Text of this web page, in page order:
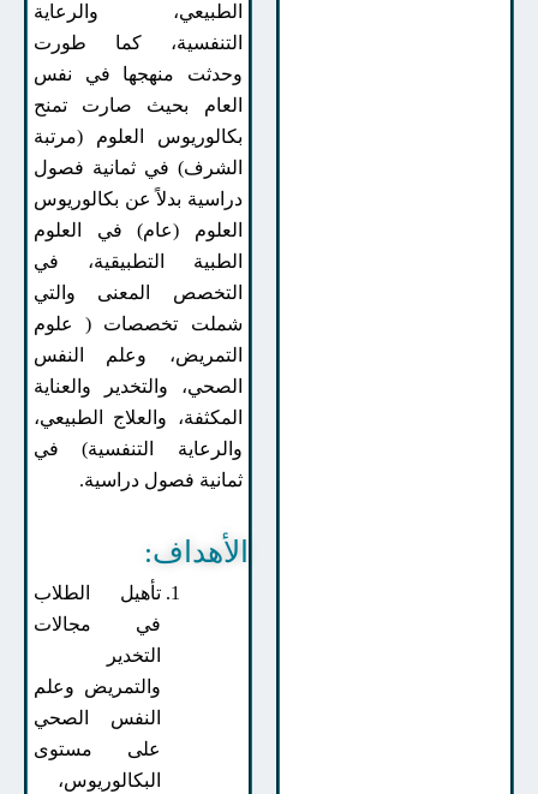
الطبيعي، والرعاية
التنفسية، كما طورت
وحدثت منهجها في نفس
العام بحيث صارت تمنح
بكالوريوس العلوم (مرتبة
الشرف) في ثمانية فصول
دراسية بدلاً عن بكالوريوس
العلوم (عام) في العلوم
الطبية التطبيقية، في
التخصص المعنى والتي
شملت تخصصات ( علوم
التمريض، وعلم النفس
الصحي، والتخدير والعناية
المكثفة، والعلاج الطبيعي،
والرعاية التنفسية) في
ثمانية فصول دراسية.
الأهداف:
تأهيل الطلاب
في مجالات
التخدير
والتمريض وعلم
النفس الصحي
على مستوى
البكالوريوس،